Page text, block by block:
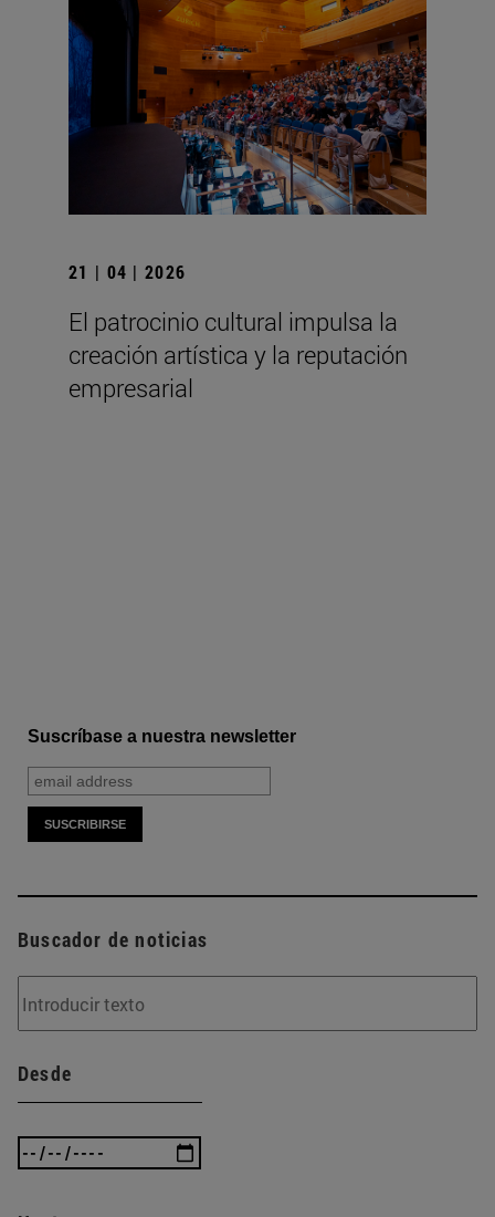
21 | 04 | 2026
El patrocinio cultural impulsa la
creación artística y la reputación
empresarial
Suscríbase a nuestra newsletter
Buscador de noticias
Desde